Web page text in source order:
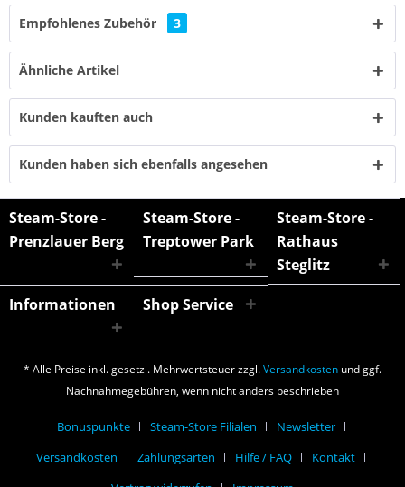
Empfohlenes Zubehör 3
Ähnliche Artikel
Kunden kauften auch
Kunden haben sich ebenfalls angesehen
Steam-Store -
Prenzlauer Berg
Steam-Store -
Treptower Park
Steam-Store -
Rathaus
Steglitz
Informationen
Shop Service
* Alle Preise inkl. gesetzl. Mehrwertsteuer zzgl.Versandkosten und ggf.
Nachnahmegebühren, wenn nicht anders beschrieben
Bonuspunkte Steam-Store Filialen
Newsletter
Versandkosten
Zahlungsarten Hilfe / FAQ
Kontakt